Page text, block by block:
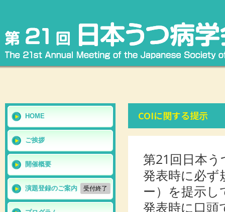
HOME
ご挨拶
開催概要
演題登録のご案内 受付終了
COIに関する提示
第21回日本
発表時に必ず
ー）を提示
発表時に口頭